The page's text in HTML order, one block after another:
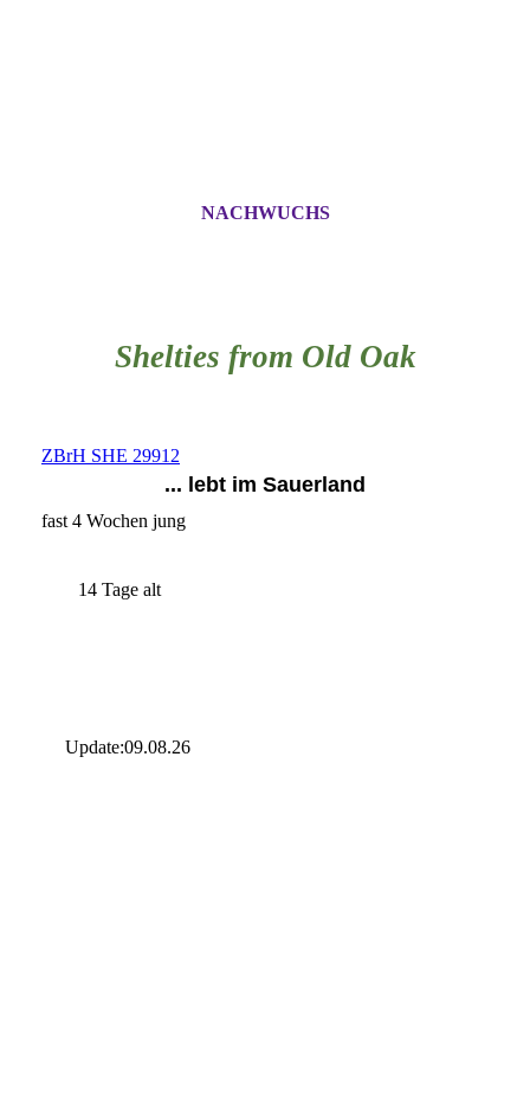
NACHWUCHS
Shelties from Old Oak
ZBrH SHE 29912
... lebt im Sauerland
fast 4 Wochen jung
14 Tage alt
Update:09.08.26